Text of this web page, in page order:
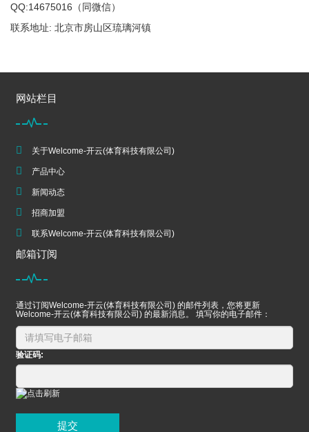
QQ:14675016（同微信）
联系地址: 北京市房山区琉璃河镇
网站栏目
关于Welcome-开云(体育科技有限公司)
产品中心
新闻动态
招商加盟
联系Welcome-开云(体育科技有限公司)
邮箱订阅
通过订阅Welcome-开云(体育科技有限公司) 的邮件列表，您将更新
Welcome-开云(体育科技有限公司) 的最新消息。 填写你的电子邮件：
验证码:
提交